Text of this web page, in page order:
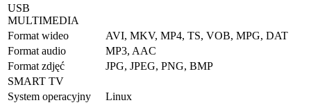
USB
MULTIMEDIA
Format wideo
AVI, MKV, MP4, TS, VOB, MPG, DAT
Format audio
MP3, AAC
Format zdjęć
JPG, JPEG, PNG, BMP
SMART TV
System operacyjny
Linux